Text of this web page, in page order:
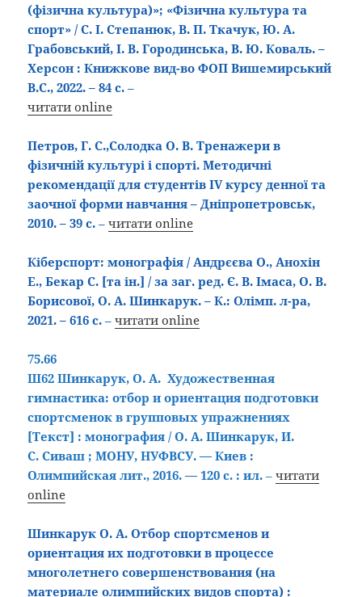
(фізична культура)»; «Фізична культура та
спорт» / С. І. Степанюк, В. П. Ткачук, Ю. А.
Грабовський, І. В. Городинська, В. Ю. Коваль. –
Херсон : Книжкове вид-во ФОП Вишемирський
В.С., 2022. – 84 с. –
читати online
Петров, Г. С.,Солодка О. В. Тренажери в
фізичній культурі і спорті. Методичні
рекомендації для студентів ІV курсу денної та
заочної форми навчання – Дніпропетровськ,
2010. – 39 с. –читати online
Кіберспорт: монографія / Андрєєва О., Анохін
Е., Бекар С. [та ін.] / за заг. ред. Є. В. Імаса, О. В.
Борисової, О. А. Шинкарук. – К.: Олімп. л-ра,
2021. – 616 с. –читати online
75.66
Ш62 Шинкарук, О. А. Художественная
гимнастика: отбор и ориентация подготовки
спортсменок в групповых упражнениях
[Текст] : монография / О. А. Шинкарук, И.
С. Сиваш ; МОНУ, НУФВСУ. — Киев :
Олимпийская лит., 2016. — 120 с. : ил. –читати
online
Шинкарук О. А. Отбор спортсменов и
ориентация их подготовки в процессе
многолетнего совершенствования (на
материале олимпийских видов спорта) :